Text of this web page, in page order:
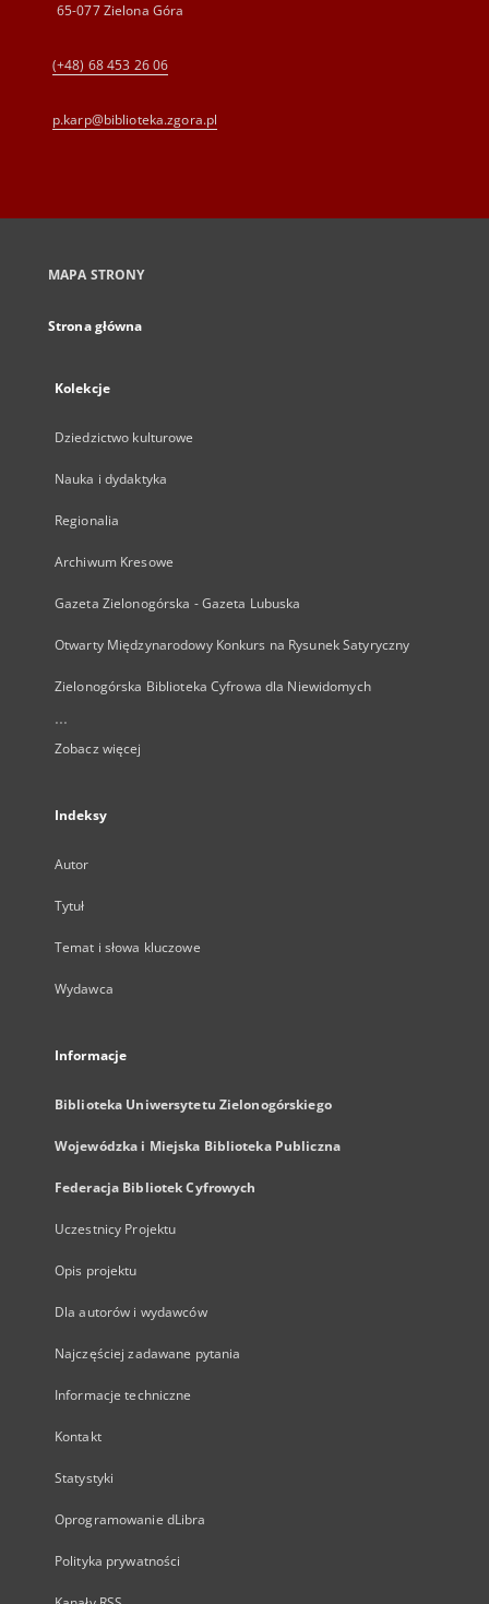
65-077 Zielona Góra
(+48) 68 453 26 06
p.karp@biblioteka.zgora.pl
MAPA STRONY
Strona główna
Kolekcje
Dziedzictwo kulturowe
Nauka i dydaktyka
Regionalia
Archiwum Kresowe
Gazeta Zielonogórska - Gazeta Lubuska
Otwarty Międzynarodowy Konkurs na Rysunek Satyryczny
Zielonogórska Biblioteka Cyfrowa dla Niewidomych
...
Zobacz więcej
Indeksy
Autor
Tytuł
Temat i słowa kluczowe
Wydawca
Informacje
Biblioteka Uniwersytetu Zielonogórskiego
Wojewódzka i Miejska Biblioteka Publiczna
Federacja Bibliotek Cyfrowych
Uczestnicy Projektu
Opis projektu
Dla autorów i wydawców
Najczęściej zadawane pytania
Informacje techniczne
Kontakt
Statystyki
Oprogramowanie dLibra
Polityka prywatności